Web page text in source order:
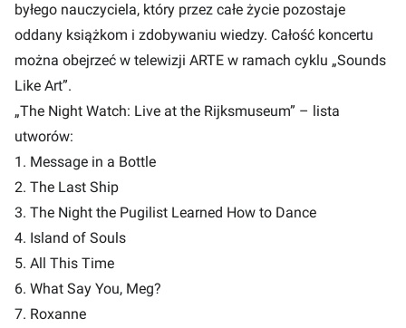
byłego nauczyciela, który przez całe życie pozostaje
oddany książkom i zdobywaniu wiedzy. Całość koncertu
można obejrzeć w telewizji ARTE w ramach cyklu „Sounds
Like Art”.
„The Night Watch: Live at the Rijksmuseum” – lista
utworów:
1. Message in a Bottle
2. The Last Ship
3. The Night the Pugilist Learned How to Dance
4. Island of Souls
5. All This Time
6. What Say You, Meg?
7. Roxanne